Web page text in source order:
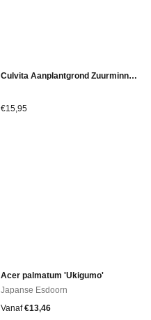
Culvita Aanplantgrond Zuurminnende planten Bio 40 liter
€15,95
Acer palmatum 'Ukigumo'
Japanse Esdoorn
Vanaf €13,46